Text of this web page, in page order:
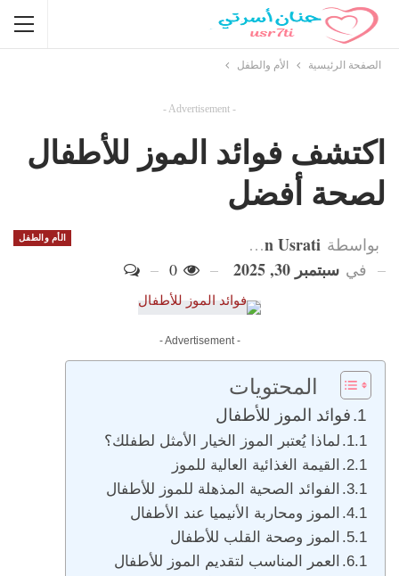
الصفحة الرئيسية الأم والطفل
- Advertisement -
اكتشف فوائد الموز للأطفال
لصحة أفضل
الأم والطفل بواسطة Hanan Usrati
في سبتمبر 30, 2025
- Advertisement -
المحتويات
فوائد الموز للأطفال
لماذا يُعتبر الموز الخيار الأمثل لطفلك؟
القيمة الغذائية العالية للموز
الفوائد الصحية المذهلة للموز للأطفال
الموز ومحاربة الأنيميا عند الأطفال
الموز وصحة القلب للأطفال
العمر المناسب لتقديم الموز للأطفال